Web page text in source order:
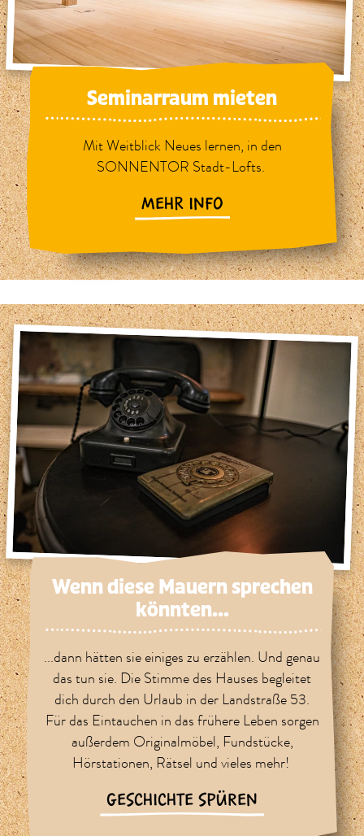
Seminarraum mieten
Mit Weitblick Neues lernen, in den
SONNENTOR Stadt-Lofts.
MEHR INFO
Wenn diese Mauern sprechen
könnten...
...dann hätten sie einiges zu erzählen. Und genau
das tun sie. Die Stimme des Hauses begleitet
dich durch den Urlaub in der Landstraße 53.
Für das Eintauchen in das frühere Leben sorgen
außerdem Originalmöbel, Fundstücke,
Hörstationen, Rätsel und vieles mehr!
GESCHICHTE SPÜREN